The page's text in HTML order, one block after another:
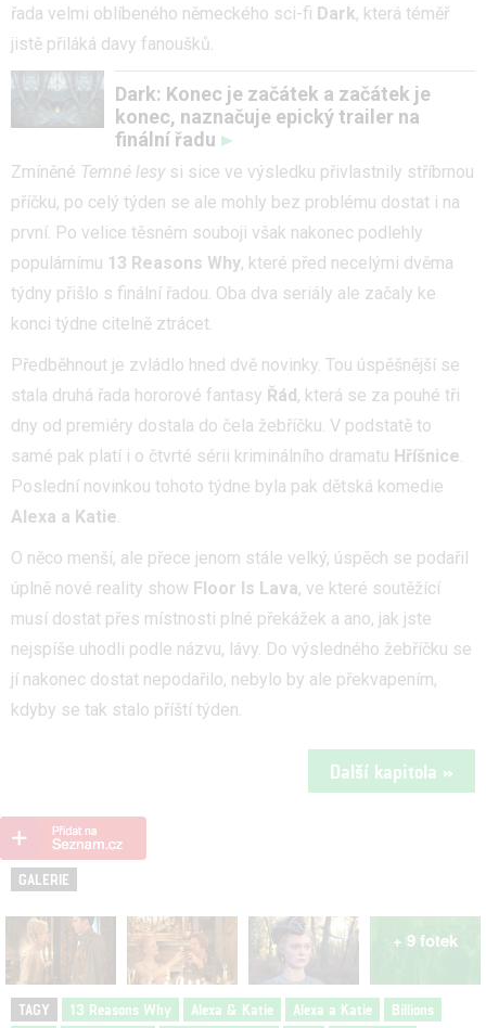
řada velmi oblíbeného německého sci-fi Dark, která téměř
jistě přiláká davy fanoušků.
Dark: Konec je začátek a začátek je
konec, naznačuje epický trailer na
finální řadu
Zmíněné Temné lesy si sice ve výsledku přivlastnily stříbrnou
příčku, po celý týden se ale mohly bez problému dostat i na
první. Po velice těsném souboji však nakonec podlehly
populárnímu 13 Reasons Why, které před necelými dvěma
týdny přišlo s finální řadou. Oba dva seriály ale začaly ke
konci týdne citelně ztrácet.
Předběhnout je zvládlo hned dvě novinky. Tou úspěšnější se
stala druhá řada hororové fantasy Řád , která se za pouhé tři
dny od premiéry dostala do čela žebříčku. V podstatě to
samé pak platí i o čtvrté sérii kriminálního dramatu Hříšnice.
Poslední novinkou tohoto týdne byla pak dětská komedie
Alexa a Katie.
O něco menší, ale přece jenom stále velký, úspěch se podařil
úplně nové reality show Floor Is Lava, ve které soutěžící
musí dostat přes místnosti plné překážek a ano, jak jste
nejspíše uhodli podle názvu, lávy. Do výsledného žebříčku se
jí nakonec dostat nepodařilo, nebylo by ale překvapením,
kdyby se tak stalo příští týden.
Další kapitola »
GALERIE
+ 9 fotek
TAGY 13 Reasons Why Alexa & Katie Alexa a Katie Billions